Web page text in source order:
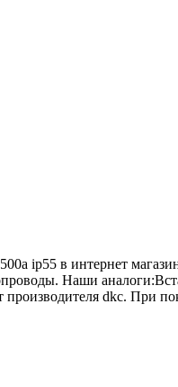
ip55 в интернет
Наши
dkc. При